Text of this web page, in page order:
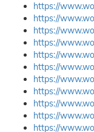
https://
https://
https://
https://
https://
https://
https://
https://
https://
https://
https://